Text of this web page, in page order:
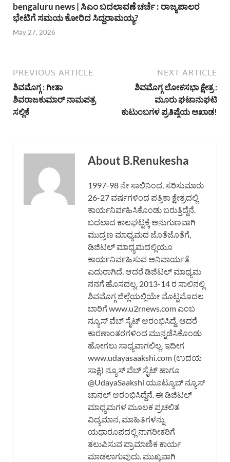
bengaluru news | ಸಿಎಂ ಬದಲಾವಣೆ ಚರ್ಚೆ : ರಾಜ್ಯಪಾಲರ
ಭೇಟಿಗೆ ಸಮಯ ಕೋರಿದ ಸಿದ್ದರಾಮಯ್ಯ?
May 27, 2026
PREVIOUS ARTICLE
ಶಿವಮೊಗ್ಗ : ಗೀತಾ
ಶಿವರಾಜಕುಮಾರ್ ನಾಮಪತ್ರ
ಸಲ್ಲಿಕೆ
NEXT ARTICLE
ಶಿವಮೊಗ್ಗ ಲೋಕಸಭಾ ಕ್ಷೇತ್ರ :
ಮೂರು ಘಟಾನುಘಟಿ
ಕುಟುಂಬಗಳ ಪ್ರತಿಷ್ಠೆಯ ಅಖಾಡ!
About B.Renukesha
1997-98 ನೇ ಸಾಲಿನಿಂದ, ಸರಿಸುಮಾರು
26-27 ವರ್ಷಗಳಿಂದ ಪತ್ರಿಕಾ ಕ್ಷೇತ್ರದಲ್ಲಿ
ಕಾರ್ಯನಿರ್ವಹಿಸಿಕೊಂಡು ಬರುತ್ತಿದ್ದೆನೆ.
ಬದಲಾದ ಕಾಲಘಟ್ಟಕ್ಕೆ ಅನುಗುಣವಾಗಿ
ಮುದ್ರಣ ಮಾಧ್ಯಮದ ಜೊತೆಜೊತೆಗೆ,
ಡಿಜಿಟಲ್ ಮಾಧ್ಯಮದಲ್ಲಿಯೂ
ಕಾರ್ಯನಿರ್ವಹಿಸುವ ಅನಿವಾರ್ಯತೆ
ಎದುರಾಗಿದೆ. ಆದರೆ ಡಿಜಿಟಲ್ ಮಾಧ್ಯಮ
ನನಗೆ ಹೊಸದಲ್ಲ. 2013-14 ರ ಸಾಲಿನಲ್ಲಿ
ಶಿವಮೊಗ್ಗ ಜಿಲ್ಲೆಯಲ್ಲಿಯೇ ಮೊಟ್ಟಮೊದಲ
ಬಾರಿಗೆ www.u2rnews.com ಎಂಬ
ನ್ಯೂಸ್ ವೆಬ್ ಸೈಟ್ ಆರಂಭಿಸಿದ್ದೆ. ಆದರೆ
ಕಾರಣಾಂತರಗಳಿಂದ ಮುನ್ನಡೆಸಿಕೊಂಡು
ಹೋಗಲು ಸಾಧ್ಯವಾಗಲಿಲ್ಲ. ಇದೀಗ
www.udayasaakshi.com (ಉದಯ
ಸಾಕ್ಷಿ) ನ್ಯೂಸ್ ವೆಬ್ ಸೈಟ್ ಹಾಗೂ
@UdayaSaakshi ಯೂಟ್ಯೂಬ್ ನ್ಯೂಸ್
ಚಾನಲ್ ಆರಂಭಿಸಿದ್ದೆನೆ. ಈ ಡಿಜಿಟಲ್
ಮಾಧ್ಯಮಗಳ ಮೂಲಕ ಪ್ರಚಲಿತ
ವಿದ್ಯಮಾನ, ಮಾಹಿತಿಗಳನ್ನು
ಯಥಾರೂಪದಲ್ಲಿ ನಾಗರೀಕರಿಗೆ
ತಲುಪಿಸುವ ಪ್ರಾಮಾಣಿಕ ಕಾರ್ಯ
ಮಾಡಲಾಗುವುದು. ಮುಖ್ಯವಾಗಿ